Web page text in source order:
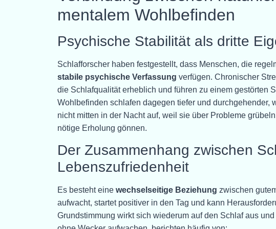
mentalem Wohlbefinden
Psychische Stabilität als dritte
Schlafforscher haben festgestellt, dass Menschen, die
stabile psychische Verfassung verfügen. Chronischer
die Schlafqualität erheblich und führen zu einem gestörten
Wohlbefinden schlafen dagegen tiefer und durchgehender,
nicht mitten in der Nacht auf, weil sie über Probleme
nötige Erholung gönnen.
Der Zusammenhang zwischen
Lebenszufriedenheit
Es besteht eine wechselseitige Beziehung zwischen
aufwacht, startet positiver in den Tag und kann
Grundstimmung wirkt sich wiederum auf den Schlaf aus